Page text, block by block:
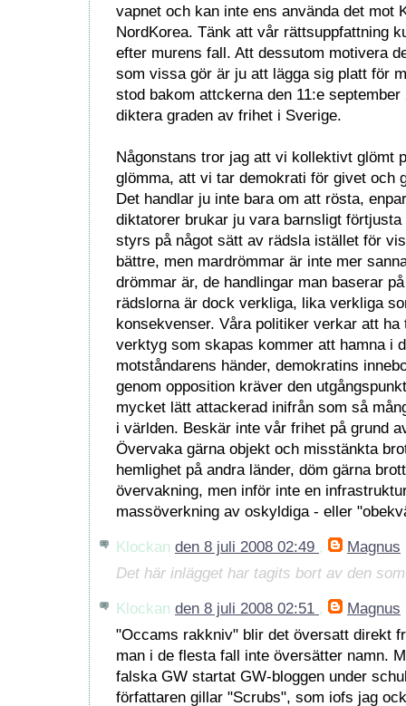
vapnet och kan inte ens använda det mot
NordKorea. Tänk att vår rättsuppfattning
efter murens fall. Att dessutom motivera
som vissa gör är ju att lägga sig platt för
stod bakom attckerna den 11:e
diktera graden av frihet i Sverige.
Någonstans tror jag att vi kollektivt glömt
glömma, att vi tar demokrati för givet och
Det handlar ju inte bara om att rösta,
diktatorer brukar ju vara barnsligt
styrs på något sätt av rädsla istället för
bättre, men mardrömmar är inte mer
drömmar är, de handlingar man baserar
rädslorna är dock verkliga, lika verkliga
konsekvenser. Våra politiker verkar att
verktyg som skapas kommer att hamna i
motståndarens händer, demokratins
genom opposition kräver den
mycket lätt attackerad inifrån som så
i världen. Beskär inte vår frihet på grund
Övervaka gärna objekt och misstänkta
hemlighet på andra länder, döm gärna
övervakning, men inför inte en
massöverkning av oskyldiga - eller
Klockan den 8 juli 2008 02:49 , Magnus
Det här inlägget har tagits bort av den
Klockan den 8 juli 2008 02:51 , Magnus
"Occams rakkniv" blir det översatt direkt
man i de flesta fall inte översätter namn.
falska GW startat GW-bloggen under
författaren gillar "Scrubs", som iofs jag